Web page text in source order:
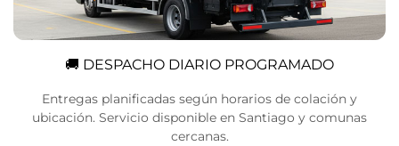
🚚 DESPACHO DIARIO PROGRAMADO
Entregas planificadas según horarios de colación y
ubicación. Servicio disponible en Santiago y comunas
cercanas.